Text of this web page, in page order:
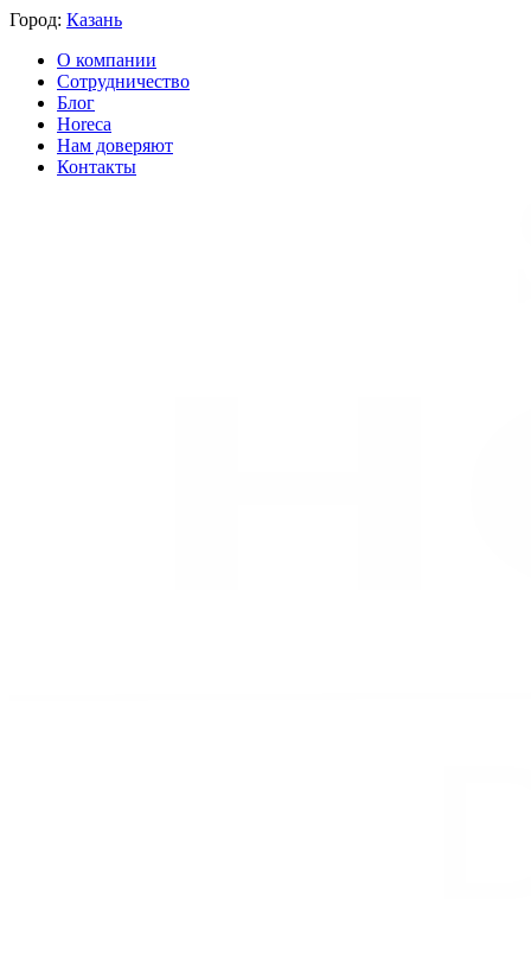
Город: Казань
О компании
Сотрудничество
Блог
Horeca
Нам доверяют
Контакты